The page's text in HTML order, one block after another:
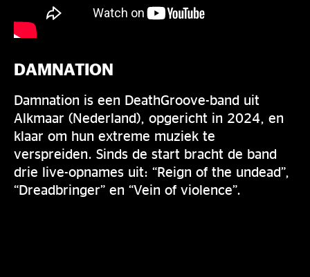
DAMNATION
Damnation is een DeathGroove-band uit
Alkmaar (Nederland), opgericht in 2024, en
klaar om hun extreme muziek te
verspreiden. Sinds de start bracht de band
drie live-opnames uit: “Reign of the undead”,
“Dreadbringer” en “Vein of violence”.